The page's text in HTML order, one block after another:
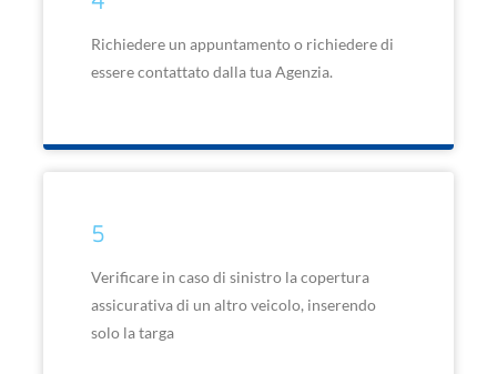
Richiedere un appuntamento o richiedere di
essere contattato dalla tua Agenzia.
5
Verificare in caso di sinistro la copertura
assicurativa di un altro veicolo, inserendo
solo la targa